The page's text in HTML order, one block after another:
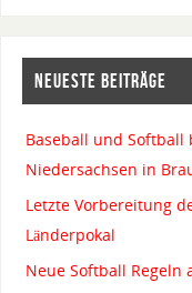
NEUESTE BEITRÄGE
Baseball und Softball
Niedersachsen in
Letzte Vorbereitung
Länderpokal
Neue Softball Regeln